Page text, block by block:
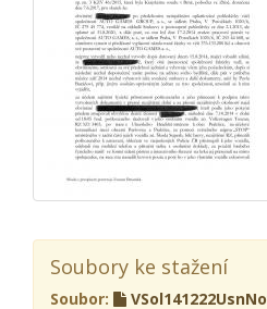
Soubory ke stažení
Soubor: